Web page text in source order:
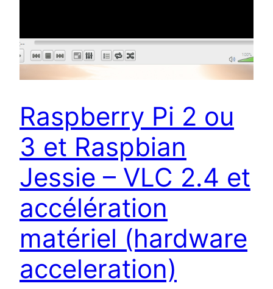
Raspberry Pi 2 ou
3 et Raspbian
Jessie – VLC 2.4 et
accélération
matériel (hardware
acceleration)